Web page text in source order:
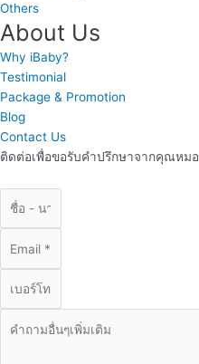
Others
About Us
Why iBaby?
Testimonial
Package & Promotion
Blog
Contact Us
ติดต่อเพื่อขอรับคำปรึกษาจากคุณหมอ